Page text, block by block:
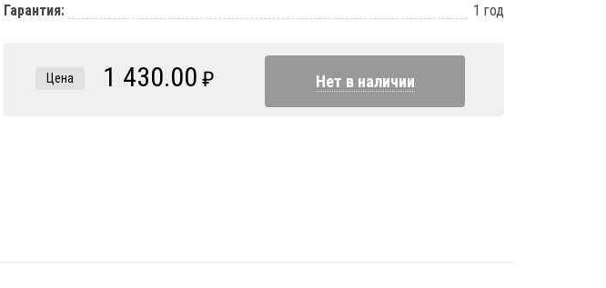
Гарантия:
1 год
Цена 1 430.00 ₽ Нет в наличии